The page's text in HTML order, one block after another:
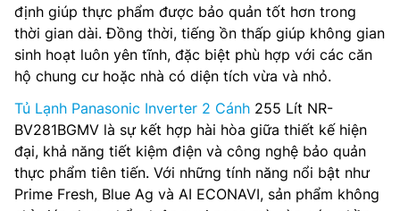
định giúp thực phẩm được bảo quản tốt hơn trong
thời gian dài. Đồng thời, tiếng ồn thấp giúp không gian
sinh hoạt luôn yên tĩnh, đặc biệt phù hợp với các căn
hộ chung cư hoặc nhà có diện tích vừa và nhỏ.
Tủ Lạnh Panasonic Inverter 2 Cánh 255 Lít NR-
BV281BGMV là sự kết hợp hài hòa giữa thiết kế hiện
đại, khả năng tiết kiệm điện và công nghệ bảo quản
thực phẩm tiên tiến. Với những tính năng nổi bật như
Prime Fresh, Blue Ag và AI ECONAVI, sản phẩm không